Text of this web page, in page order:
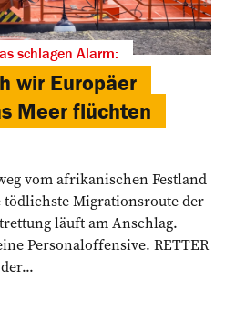
schlagen Alarm:
wir Europäer
Meer flüchten
vom afrikanischen Festland
Migrationsroute der
läuft am Anschlag.
Personaloffensive. RETTER